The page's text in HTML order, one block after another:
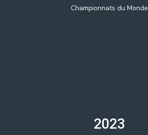
Championnats du Monde
2023